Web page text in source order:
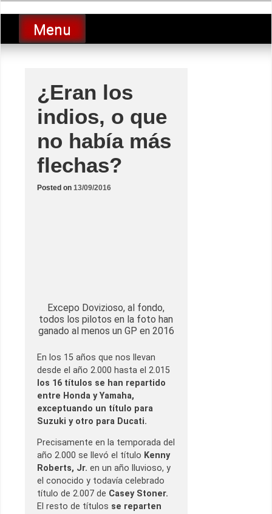
to
contentLucio Lopez GP
luciolopezgp
Menu
¿Eran los
indios, o que
no había más
flechas?
Posted on 13/09/2016
Excepo Dovizioso, al fondo,
todos los pilotos en la foto han
ganado al menos un GP en 2016
En los 15 años que nos llevan
desde el año 2.000 hasta el 2.015
los 16 títulos se han repartido
entre Honda y Yamaha,
exceptuando un título para
Suzuki y otro para Ducati.
Precisamente en la temporada del
año 2.000 se llevó el título Kenny
Roberts, Jr. en un año lluvioso, y
el conocido y todavía celebrado
título de 2.007 de Casey Stoner.
El resto de títulos se reparten